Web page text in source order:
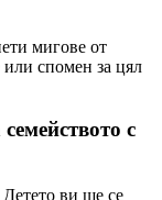
мигове от
спомен за цял
с
ви ще се